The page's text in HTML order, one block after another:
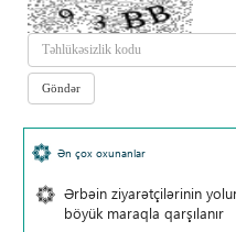
Ən çox oxunanlar
Ərbəin ziyarətçilərinin
böyük maraqla qarşılanır